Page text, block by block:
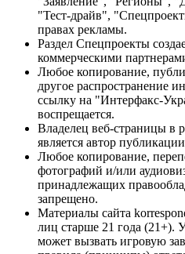
"Тест-драйв",
правах рекламы.
Раздел Спецпроекты
коммерческими
Любое копирование,
другое распространение
ссылку на "Интерфакс-
воспрещается.
Владелец веб-страницы в
является автор
Любое копирование,
фотографий и/или
принадлежащих
запрещено.
Материалы сайта
лиц старше 21 года (21+).
может вызвать игровую